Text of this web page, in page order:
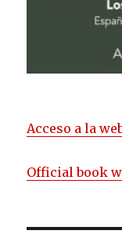
Acceso a la
Official book